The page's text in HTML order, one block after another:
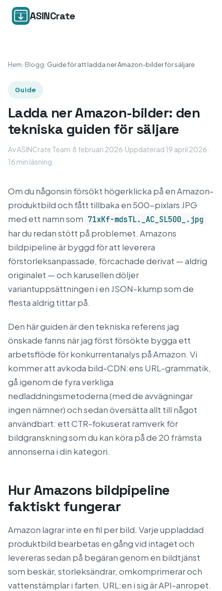
ASINCrate
Hem/Blogg/Guide för att ladda ner Amazon-bilder för säljare
Guide
Ladda ner Amazon-bilder: den
tekniska guiden för säljare
Av ASINCrate Team·8 februari 2026·Uppdaterad 19 april 2026·
16 min läsning
Om du någonsin försökt högerklicka på en Amazon-
produktbild och fått tillbaka en 500-pixlars JPG
med ett namn som 71xKf-mdsTL._AC_SL500_.jpg
har du redan stött på problemet. Amazons
bildpipeline är byggd för att leverera
förstorleksanpassade, förcachade derivat — aldrig
originalet — och karusellen döljer
variantuppsättningen i en JSON-klump som de
flesta aldrig tittar på.
Den här guiden är den tekniska referens jag
önskade fanns när jag först försökte bygga ett
arbetsflöde för konkurrentanalys på Amazon. Vi
kommer att avkoda bild-CDN:ens URL-grammatik,
gå igenom de fyra verkliga
nedladdningsmetoderna (med de avvägningar
ingen nämner) och sedan översätta allt till något
användbart: ett CTR-fokuserat ramverk för
bildgranskning som du kan köra på de 20 främsta
annonserna i din kategori.
Hur Amazons bildpipeline
faktiskt fungerar
Amazon lagrar inte en fil per bild. Varje uppladdad
produktbild bearbetas en gång vid intaget och
levereras sedan på begäran genom en bildtjänst
som beskär, storleksändrar, omkomprimerar och
vattenstämplar i farten. URL:en i sig är API-anropet.